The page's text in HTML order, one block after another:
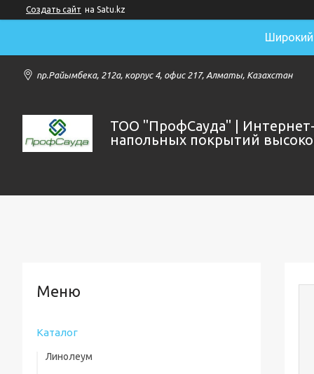
Создать сайт на Satu.kz
Широкий
пр.Райымбека, 212а, корпус 4, офис 217, Алматы, Казахстан
ТОО "ПрофСауда" |
напольных покрытий
Каталог
Линолеум